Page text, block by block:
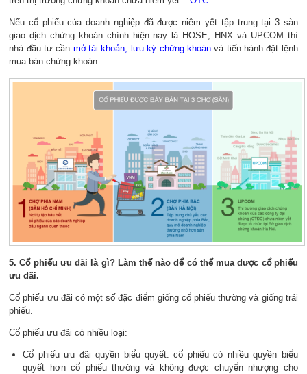
Nếu cổ phiếu của doanh nghiệp đã được niêm yết tập trung tại 3 sàn
giao dịch chứng khoán chính hiện nay là HOSE, HNX và UPCOM thì
nhà đầu tư cần mở tài khoản, lưu ký chứng khoánvà tiến hành đặt lệnh
mua bán chứng khoán
5. Cổ phiếu ưu đãi là gì? Làm thế nào để có thể mua được cổ phiếu
ưu đãi.
Cổ phiếu ưu đãi có một số đặc điểm giống cổ phiếu thường và giống trái
phiếu.
Cổ phiếu ưu đãi có nhiều loại:
Cổ phiếu ưu đãi quyền biểu quyết: cổ phiếu có nhiều quyền biểu
quyết hơn cổ phiếu thường và không được chuyển nhượng cho